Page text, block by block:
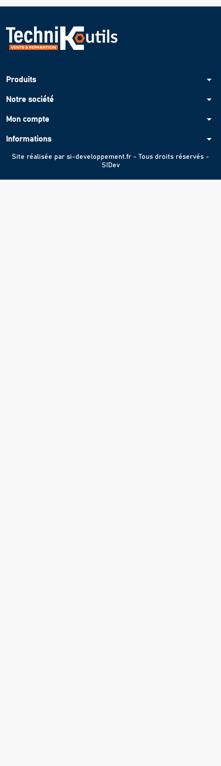
Produits arrow_drop_down
Notre société arrow_drop_down
Mon compte arrow_drop_down
Informations arrow_drop_down
Site réalisée par si-developpement.fr - Tous droits réservés -
SIDev